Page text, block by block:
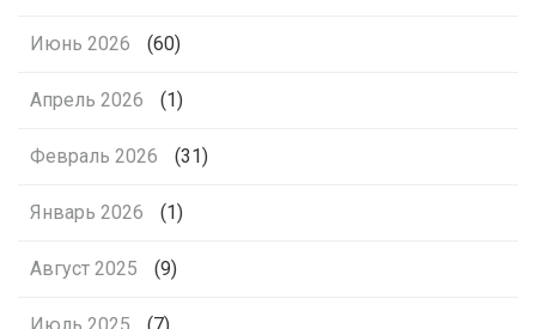
Июнь 2026 (60)
Апрель 2026 (1)
Февраль 2026 (31)
Январь 2026 (1)
Август 2025 (9)